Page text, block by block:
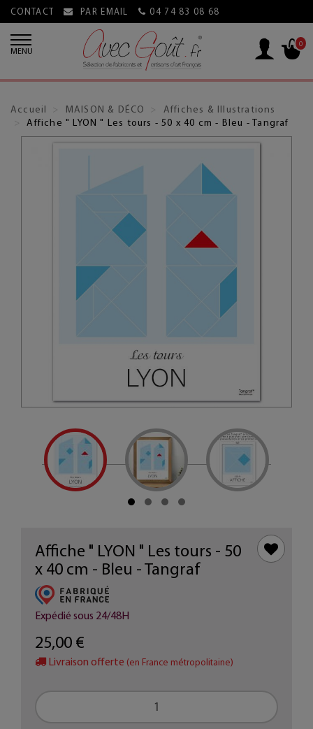
CONTACT PAR EMAIL 04 74 83 08 68
MENU
0
Accueil MAISON & DÉCO
Affiches & Illustrations
Affiche " LYON " Les tours - 50 x 40 cm - Bleu - Tangraf
Affiche " LYON " Les tours - 50
x 40 cm - Bleu - Tangraf
Expédié sous 24/48H
25,00 €
Livraison offerte (en France métropolitaine)